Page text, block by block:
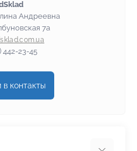
Андреевна
7а
442-23-45
в контакты